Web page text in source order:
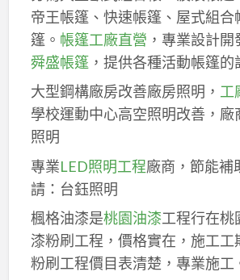
帝王帳篷、快速帳篷、屋式組合
篷。 帳篷工廠直營 ，專業設計
舜盛帳篷，提供各種活動帳篷的
大型鋼構廠房改善廠房照明， 工
學校運動中心高空照明改善，廠
照明
專業LED照明工程廠商，節能補
請：台鈺照明
楓格油漆是桃園油漆工程行在桃
漆粉刷工程，價格實在，施工工
粉刷工程價目表清楚，專業施工